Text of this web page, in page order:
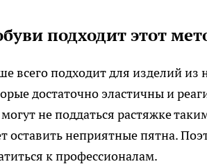
подходит этот
всего подходит для изделий
достаточно эластичны и
не поддаться растяжке
оставить неприятные пятна.
к профессионалам.